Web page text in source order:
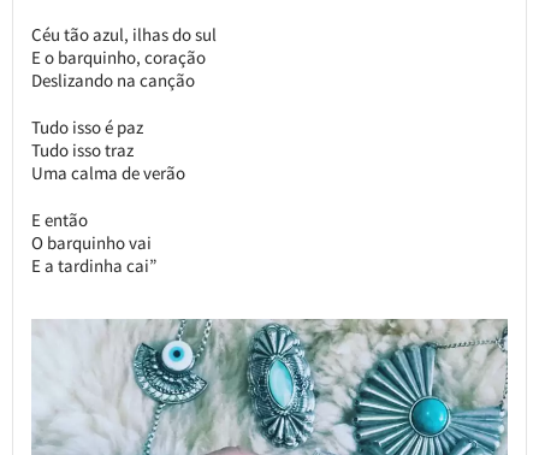
Céu tão azul, ilhas do sul
E o barquinho, coração
Deslizando na canção
Tudo isso é paz
Tudo isso traz
Uma calma de verão
E então
O barquinho vai
E a tardinha cai”